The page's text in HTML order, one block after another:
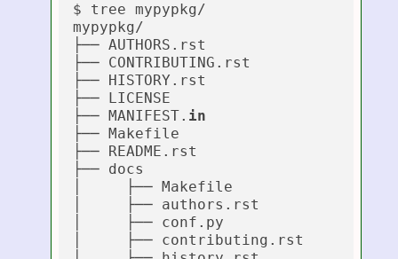
$ tree mypypkg/
mypypkg/
├── AUTHORS.rst
├── CONTRIBUTING.rst
├── HISTORY.rst
├── LICENSE
├── MANIFEST. in
├── Makefile
├── README.rst
├── docs
│     ├── Makefile
│     ├── authors.rst
│     ├── conf.py
│     ├── contributing.rst